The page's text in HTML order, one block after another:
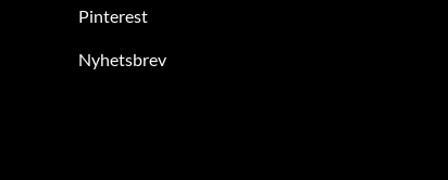
Pinterest
Nyhetsbrev